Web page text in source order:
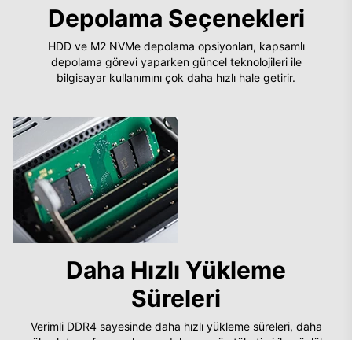
Depolama Seçenekleri
HDD ve M2 NVMe depolama opsiyonları, kapsamlı
depolama görevi yaparken güncel teknolojileri ile
bilgisayar kullanımını çok daha hızlı hale getirir.
Daha Hızlı Yükleme
Süreleri
Verimli DDR4 sayesinde daha hızlı yükleme süreleri, daha